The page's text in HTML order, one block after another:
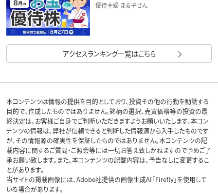
優待主婦 まる子さん
アクセスランキング一覧はこちら
本コンテンツは情報の提供を目的としており、投資その他の行動を勧誘する
目的で、作成したものではありません。銘柄の選択、売買価格等の投資の最
終決定は、お客様ご自身でご判断いただきますようお願いいたします。本コン
テンツの情報は、弊社が信頼できると判断した情報源から入手したものです
が、その情報源の確実性を保証したものではありません。本コンテンツの記
載内容に関するご質問・ご照会等には一切お答え致しかねますので予めご了
承お願い致します。また、本コンテンツの記載内容は、予告なしに変更するこ
とがあります。
当サイトの掲載画像には、Adobe社提供の画像生成AI「Firefly」を使用して
いる場合があります。